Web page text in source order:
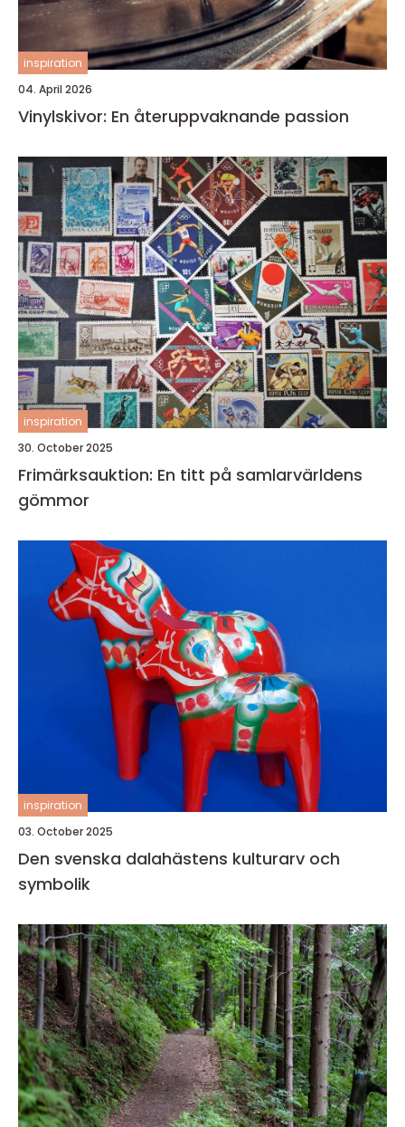
inspiration
04. April 2026
Vinylskivor: En återuppvaknande passion
inspiration
30. October 2025
Frimärksauktion: En titt på samlarvärldens
gömmor
inspiration
03. October 2025
Den svenska dalahästens kulturarv och
symbolik